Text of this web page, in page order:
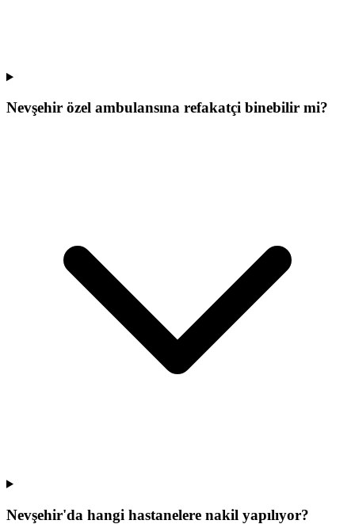
Nevşehir özel ambulansına refakatçi binebilir mi?
Nevşehir'da hangi hastanelere nakil yapılıyor?